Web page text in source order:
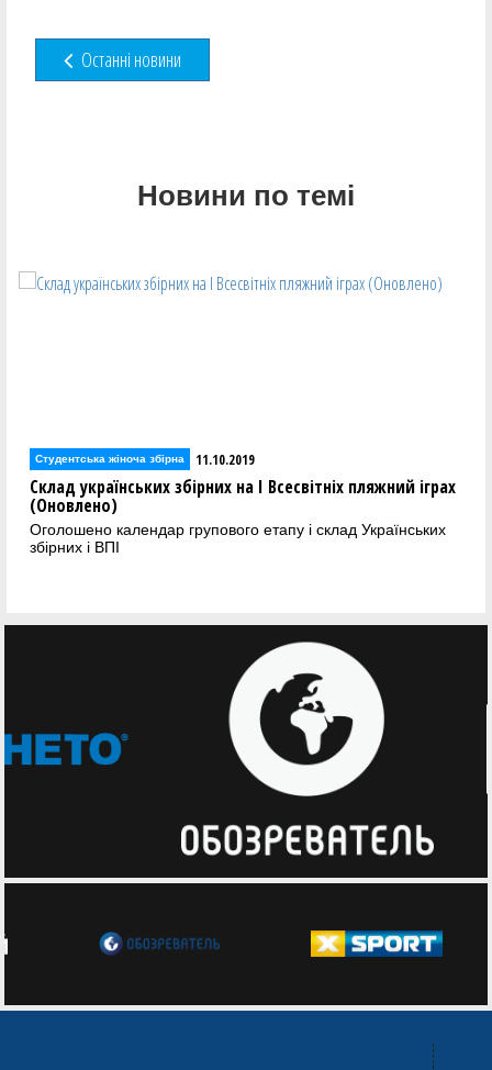
Останні новини
Новини по темі
Студентська жіноча збірна 11.10.2019
Склад українських збірних на І Всесвітніх пляжний іграх
(Оновлено)
Оголошено календар групового етапу і склад Українських
збірних і ВПІ